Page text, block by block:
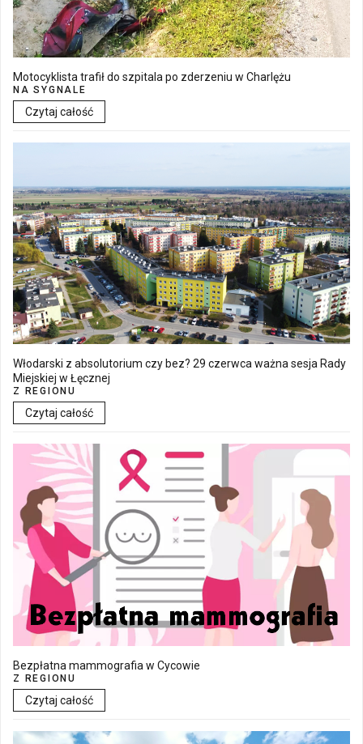
Motocyklista trafił do szpitala po zderzeniu w Charlężu
NA SYGNALE
Czytaj całość
Włodarski z absolutorium czy bez? 29 czerwca ważna sesja Rady
Miejskiej w Łęcznej
Z REGIONU
Czytaj całość
Bezpłatna mammografia w Cycowie
Z REGIONU
Czytaj całość